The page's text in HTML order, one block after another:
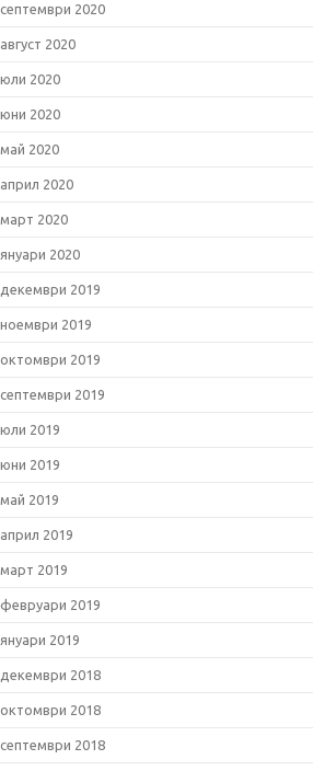
септември 2020
август 2020
юли 2020
юни 2020
май 2020
април 2020
март 2020
януари 2020
декември 2019
ноември 2019
октомври 2019
септември 2019
юли 2019
юни 2019
май 2019
април 2019
март 2019
февруари 2019
януари 2019
декември 2018
октомври 2018
септември 2018